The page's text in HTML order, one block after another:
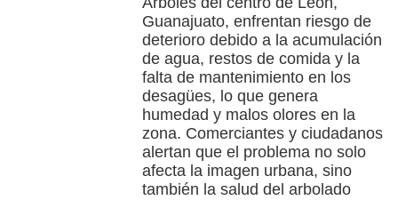
Guanajuato, enfrentan riesgo de
deterioro debido a la acumulación
de agua, restos de comida y la
falta de mantenimiento en los
desagües, lo que genera
humedad y malos olores en la
zona. Comerciantes y ciudadanos
alertan que el problema no solo
afecta la imagen urbana, sino
también la salud del arbolado